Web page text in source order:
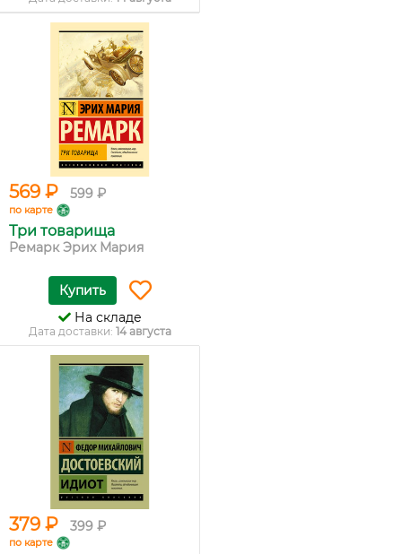
569 ₽ 599 ₽
по карте
Три товарища
Ремарк Эрих Мария
Купить
На складе
Дата доставки: 14 августа
379 ₽ 399 ₽
по карте